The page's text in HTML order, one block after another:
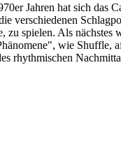
Jahren hat sich das
verschiedenen
spielen. Als
wie Shuffle,
rhythmischen